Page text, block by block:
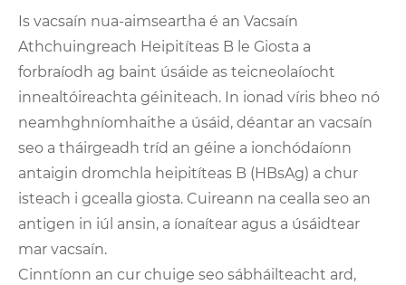
Is vacsaín nua-aimseartha é an Vacsaín
Athchuingreach Heipitíteas B le Giosta a
forbraíodh ag baint úsáide as teicneolaíocht
innealtóireachta géiniteach. In ionad víris bheo nó
neamhghníomhaithe a úsáid, déantar an vacsaín
seo a tháirgeadh tríd an géine a ionchódaíonn
antaigin dromchla heipitíteas B (HBsAg) a chur
isteach i gcealla giosta. Cuireann na cealla seo an
antigen in iúl ansin, a íonaítear agus a úsáidtear
mar vacsaín.
Cinntíonn an cur chuige seo sábháilteacht ard,